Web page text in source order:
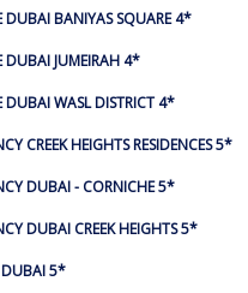
DUBAI BANIYAS SQUARE 4*
DUBAI JUMEIRAH 4*
DUBAI WASL DISTRICT 4*
CREEK HEIGHTS RESIDENCES 5*
DUBAI - CORNICHE 5*
DUBAI CREEK HEIGHTS 5*
DUBAI 5*